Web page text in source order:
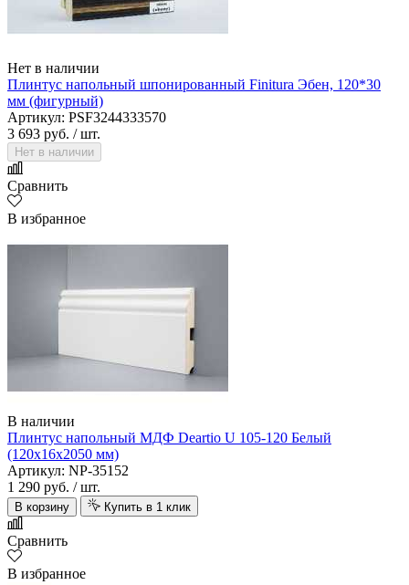
Нет в наличии
Плинтус напольный шпонированный Finitura Эбен, 120*30
мм (фигурный)
Артикул: PSF3244333570
3 693 руб. / шт.
Нет в наличии
Сравнить
В избранное
В наличии
Плинтус напольный МДФ Deartio U 105-120 Белый
(120х16х2050 мм)
Артикул: NP-35152
1 290 руб. / шт.
В корзину Купить в 1 клик
Сравнить
В избранное